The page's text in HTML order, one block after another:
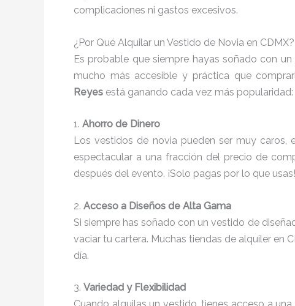
complicaciones ni gastos excesivos.
¿Por Qué Alquilar un Vestido de Novia en CDMX?
Es probable que siempre hayas soñado con
mucho más accesible y práctica que
Reyes está ganando cada vez más popularidad:
1. Ahorro de Dinero
Los vestidos de novia pueden ser muy
espectacular a una fracción del precio de
después del evento. ¡Solo pagas por lo que usas!
2. Acceso a Diseños de Alta Gama
Si siempre has soñado con un vestido de
vaciar tu cartera. Muchas tiendas de alquiler en
día.
3. Variedad y Flexibilidad